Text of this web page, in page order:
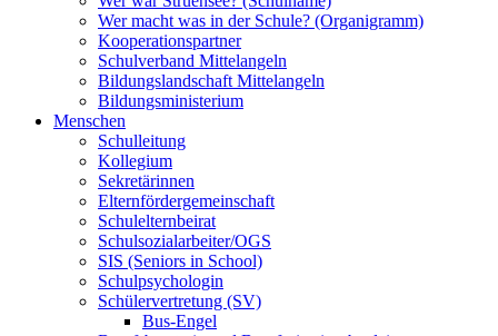
Wer macht was in der Schule? (Organigramm)
Kooperationspartner
Schulverband Mittelangeln
Bildungslandschaft Mittelangeln
Bildungsministerium
Menschen
Schulleitung
Kollegium
Sekretärinnen
Elternfördergemeinschaft
Schulelternbeirat
Schulsozialarbeiter/OGS
SIS (Seniors in School)
Schulpsychologin
Schülervertretung (SV)
Bus-Engel